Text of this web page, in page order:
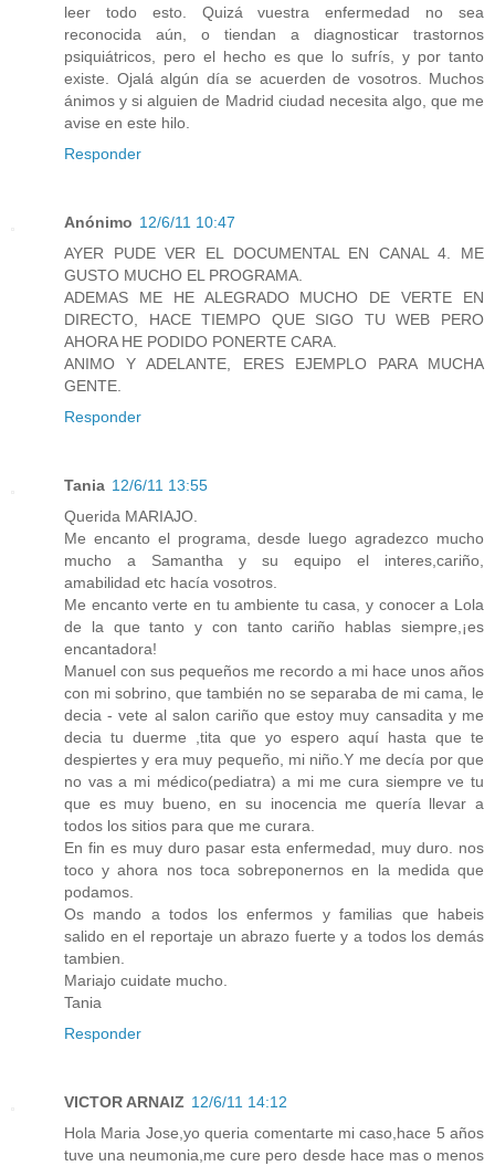
leer todo esto. Quizá vuestra enfermedad no sea
reconocida aún, o tiendan a diagnosticar trastornos
psiquiátricos, pero el hecho es que lo sufrís, y por tanto
existe. Ojalá algún día se acuerden de vosotros. Muchos
ánimos y si alguien de Madrid ciudad necesita algo, que me
avise en este hilo.
Responder
Anónimo 12/6/11 10:47
AYER PUDE VER EL DOCUMENTAL EN CANAL 4. ME
GUSTO MUCHO EL PROGRAMA.
ADEMAS ME HE ALEGRADO MUCHO DE VERTE EN
DIRECTO, HACE TIEMPO QUE SIGO TU WEB PERO
AHORA HE PODIDO PONERTE CARA.
ANIMO Y ADELANTE, ERES EJEMPLO PARA MUCHA
GENTE.
Responder
Tania 12/6/11 13:55
Querida MARIAJO.
Me encanto el programa, desde luego agradezco mucho
mucho a Samantha y su equipo el interes,cariño,
amabilidad etc hacía vosotros.
Me encanto verte en tu ambiente tu casa, y conocer a Lola
de la que tanto y con tanto cariño hablas siempre,¡es
encantadora!
Manuel con sus pequeños me recordo a mi hace unos años
con mi sobrino, que también no se separaba de mi cama, le
decia - vete al salon cariño que estoy muy cansadita y me
decia tu duerme ,tita que yo espero aquí hasta que te
despiertes y era muy pequeño, mi niño.Y me decía por que
no vas a mi médico(pediatra) a mi me cura siempre ve tu
que es muy bueno, en su inocencia me quería llevar a
todos los sitios para que me curara.
En fin es muy duro pasar esta enfermedad, muy duro. nos
toco y ahora nos toca sobreponernos en la medida que
podamos.
Os mando a todos los enfermos y familias que habeis
salido en el reportaje un abrazo fuerte y a todos los demás
tambien.
Mariajo cuidate mucho.
Tania
Responder
VICTOR ARNAIZ 12/6/11 14:12
Hola Maria Jose,yo queria comentarte mi caso,hace 5 años
tuve una neumonia,me cure pero desde hace mas o menos